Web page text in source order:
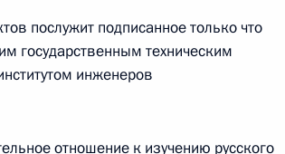
послужит подписанное только что
государственным техническим
инженеров
отношение к изучению русского